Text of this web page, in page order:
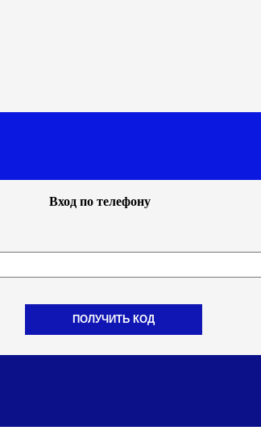
Вход по телефону
ПОЛУЧИТЬ КОД